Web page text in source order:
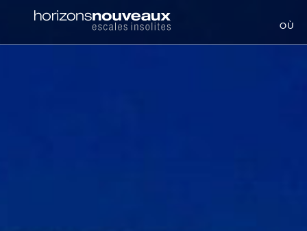
Horizons
Nouveaux
OÙ